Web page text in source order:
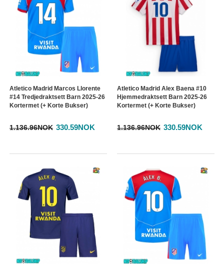
Atletico Madrid Marcos Llorente
#14 Tredjedraktsett Barn 2025-26
Kortermet (+ Korte Bukser)
1.136.96NOK 330.59NOK
Atletico Madrid Alex Baena #10
Hjemmedraktsett Barn 2025-26
Kortermet (+ Korte Bukser)
1.136.96NOK 330.59NOK